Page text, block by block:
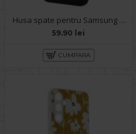
Husa spate pentru Samsung Galaxy S23 FE B-Silicon case - Negru
59.90 lei
CUMPARA